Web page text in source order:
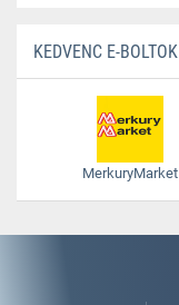
KEDVENC E-BOLTOK
MerkuryMarket